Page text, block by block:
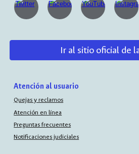
Ir al sitio oficial de
Atención al usuario
Quejas y reclamos
Atención en línea
Preguntas frecuentes
Notificaciones judiciales